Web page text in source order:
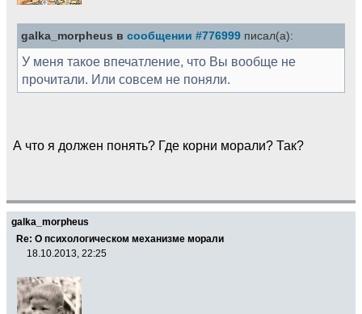
galka_morpheus в сообщении #776999 писал(а):
У меня такое впечатление, что Вы вообще не
прочитали. Или совсем не поняли.
А что я должен понять? Где корни морали? Так?
galka_morpheus
Re: О психологическом механизме морали
18.10.2013, 22:25